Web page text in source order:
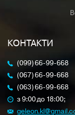
КОНТАКТИ
(099) 66-99-668
(067) 66-99-668
(063) 66-99-668
з 9:00 до 18:00;